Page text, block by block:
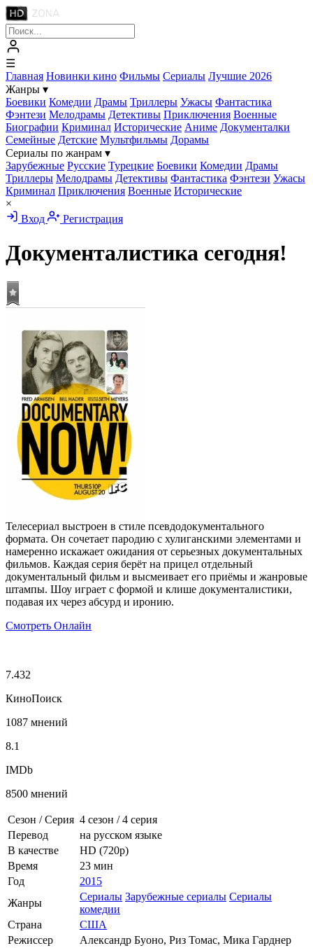
☰
Главная Новинки кино Фильмы Сериалы Лучшие 2026
Жанры ▾
Боевики Комедии Драмы Триллеры Ужасы Фантастика
Фэнтези Мелодрамы Детективы Приключения Военные
Биографии Криминал Исторические Аниме Документалки
Семейные Детские Мультфильмы Дорамы
Сериалы по жанрам ▾
Зарубежные Русские Турецкие Боевики Комедии Драмы
Триллеры Мелодрамы Детективы Фантастика Фэнтези Ужасы
Криминал Приключения Военные Исторические
×
Вход
Регистрация
Документалистика сегодня!
Телесериал выстроен в стиле псевдодокументального
формата. Он сочетает пародию с хулиганскими элементами и
намеренно искажает ожидания от серьезных документальных
фильмов. Каждая серия берёт на прицел отдельный
документальный фильм и высмеивает его приёмы и жанровые
штампы. Шоу играет с формой и клише документалистики,
подавая их через абсурд и иронию.
Смотреть Онлайн
7.432
КиноПоиск
1087 мнений
8.1
IMDb
8500 мнений
Сезон / Серия 4 сезон /4 серия
Перевод
на русском языке
В качестве
HD (720p)
Время
23 мин
Год
2015
Жанры
Сериалы Зарубежные сериалы Сериалы
комедии
Страна
США
Режиссер
Александр Буоно, Риз Томас, Мика Гарднер